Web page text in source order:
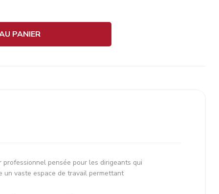
PANIER
professionnel pensée pour les dirigeants qui
un vaste espace de travail permettant